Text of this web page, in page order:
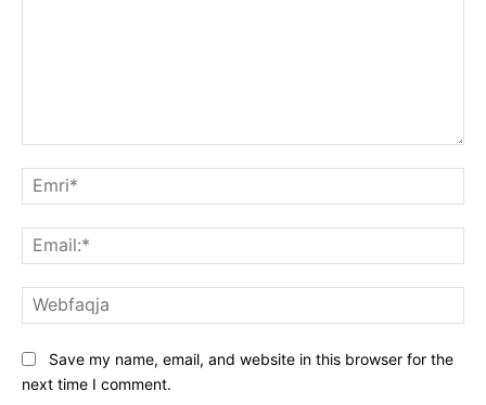
Save my name, email, and website in this browser for the
next time I comment.